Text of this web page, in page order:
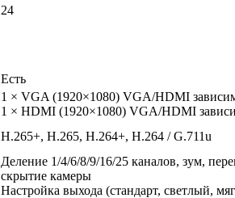
24
Есть
1 × VGA (1920×1080) VGA/HDMI
1 × HDMI (1920×1080) VGA/HDMI
H.265+, H.265, H.264+, H.264 / G.711u
Деление 1/4/6/8/9/16/25 каналов, зум,
скрытие камеры
Настройка выхода (стандарт, светлый,